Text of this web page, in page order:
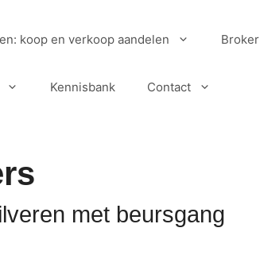
koop en verkoop aandelen Broker
Kennisbank Contact
met beursgang